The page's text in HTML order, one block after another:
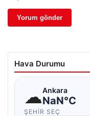
Hava Durumu
☁Ankara
NaN°C
ŞEHIR SEÇ